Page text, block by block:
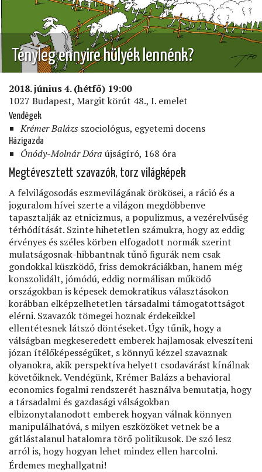
Tényleg ennyire hülyék lennénk?
2018. június 4. (hétfő) 19:00
1027 Budapest, Margit körút 48., I. emelet
Vendégek
Krémer Balázs szociológus, egyetemi docens
Házigazda
Ónódy-Molnár Dóra újságíró, 168 óra
Megtévesztett szavazók, torz világképek
A felvilágosodás eszmevilágának örökösei, a ráció és a
joguralom hívei szerte a világon megdöbbenve
tapasztalják az etnicizmus, a populizmus, a vezérelvűség
térhódítását. Szinte hihetetlen számukra, hogy az eddig
érvényes és széles körben elfogadott normák szerint
mulatságosnak-hibbantnak tűnő ﬁgurák nem csak
gondokkal küszködő, friss demokráciákban, hanem még
konszolidált, jómódú, eddig normálisan működő
országokban is képesek demokratikus választásokon
korábban elképzelhetetlen társadalmi támogatottságot
elérni. Szavazók tömegei hoznak érdekeikkel
ellentétesnek látszó döntéseket. Úgy tűnik, hogy a
válságban megkeseredett emberek hajlamosak elveszíteni
józan ítélőképességűket, s könnyű kézzel szavaznak
olyanokra, akik perspektíva helyett csodavárást kínálnak
követőiknek. Vendégünk, Krémer Balázs a behavioral
economics fogalmi rendszerét használva bemutatja, hogy
a társadalmi és gazdasági válságokban
elbizonytalanodott emberek hogyan válnak könnyen
manipulálhatóvá, s milyen eszközöket vetnek be a
gátlástalanul hatalomra törő politikusok. De szó lesz
arról is, hogy hogyan lehet mindez ellen harcolni.
Érdemes meghallgatni!